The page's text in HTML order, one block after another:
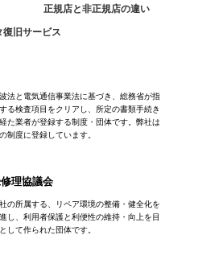
正規店と非正規店の違い
復旧サービス
法と電気通信事業法に基づき、総務省が指
る検査項目をクリアし、所定の書類手続き
た業者が登録する制度・団体です。弊社は
制度に登録しています。
理協議会
の所属する、リペア環境の整備・健全化を
し、利用者保護と利便性の維持・向上を目
して作られた団体です。